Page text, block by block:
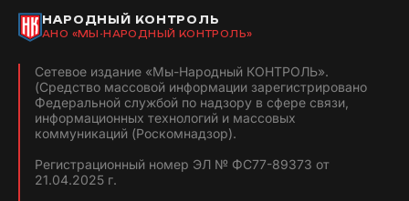
НАРОДНЫЙ КОНТРОЛЬ
АНО «МЫ-НАРОДНЫЙ КОНТРОЛЬ»
Сетевое издание «Мы-Народный КОНТРОЛЬ».
(Средство массовой информации зарегистрировано
Федеральной службой по надзору в сфере связи,
информационных технологий и массовых
коммуникаций (Роскомнадзор).
Регистрационный номер ЭЛ № ФС77-89373 от
21.04.2025 г.